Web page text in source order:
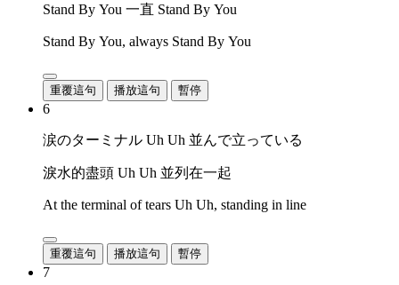
Stand By You 一直 Stand By You
Stand By You, always Stand By You
重覆這句 播放這句 暫停
6
涙のターミナル Uh Uh 並んで立っている
淚水的盡頭 Uh Uh 並列在一起
At the terminal of tears Uh Uh, standing in line
重覆這句 播放這句 暫停
7